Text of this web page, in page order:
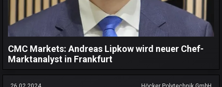
CMC Markets: Andreas Lipkow wird neuer Chef-
Marktanalyst in Frankfurt